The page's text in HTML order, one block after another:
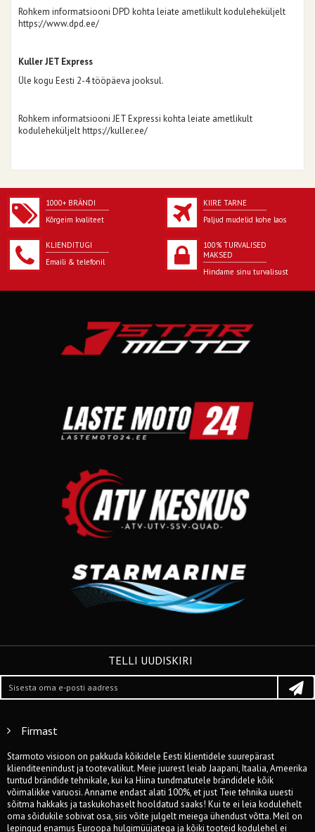
Rohkem informatsiooni DPD kohta leiate ametlikult koduleheküljelt
https://www.dpd.ee/
Kuller JET Express
Üle kogu Eesti 2-4 tööpäeva jooksul.
Rohkem informatsiooni JET Expressi kohta leiate ametlikult
koduleheküljelthttps://kuller.ee/
1000+ BRÄNDI
Kõrgeim kvaliteet
KIIRE TARNE
Paljud mudelid kohe laos
KLIENDITUGI
Emaili & telefonil
100% TURVALISED
MAKSED
Hindame sinu turvalisust
TELLI UUDISKIRI
Firmast
Starmoto visioon on pakkuda kõikidele Eesti klientidele suurepärast
klienditeenindust ja tootevalikut. Meie juurest leiab Jaapani, Itaalia, Ameerika
tuntud brändide tehnikale, kui ka Hiina tundmatutele brändidele kõik
võimalikke varuosi. Anname endast alati 100%, et just Teie tehnika uuesti
sõitma hakkaks ja taskukohaselt hooldatud saaks! Kui te ei leia kodulehelt
oma sõidukile sobivat osa, siis võite julgelt meiega ühendust võtta. Meil on
lepingud enamus Euroopa hulgimüüjatega ja kõiki tooteid kodulehel ei